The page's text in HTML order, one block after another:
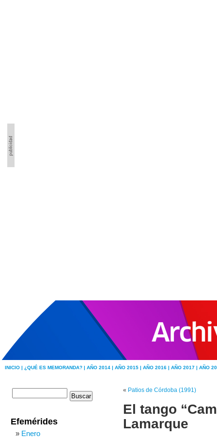
INICIO | ¿QUÉ ES MEMORANDA? | AÑO 2014 | AÑO 2015 | AÑO 2016 | AÑO 2017 | AÑO
« Patios de Córdoba (1991)
El tango
Lamarque
Efemérides
Enero